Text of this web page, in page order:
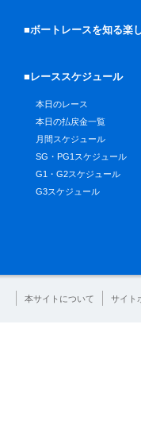
■ボートレースを知る楽
■レーススケジュール
本日のレース
本日の払戻金一覧
月間スケジュール
SG・PG1スケジュール
G1・G2スケジュール
G3スケジュール
本サイトについて サイト